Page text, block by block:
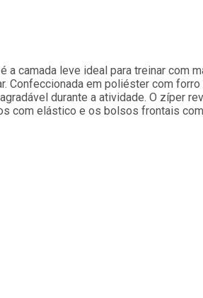
a camada leve ideal para treinar com
Confeccionada em poliéster com forro
durante a atividade. O zíper
com elástico e os bolsos frontais